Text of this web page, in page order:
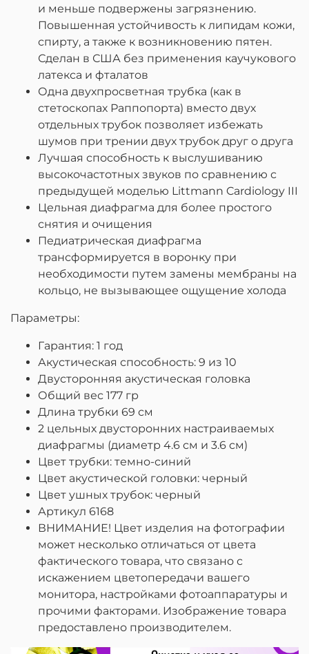
и меньше подвержены загрязнению.
Повышенная устойчивость к липидам кожи,
спирту, а также к возникновению пятен.
Сделан в США без применения каучукового
латекса и фталатов
Одна двухпросветная трубка (как в
стетоскопах Раппопорта) вместо двух
отдельных трубок позволяет избежать
шумов при трении двух трубок друг о друга
Лучшая способность к выслушиванию
высокочастотных звуков по сравнению с
предыдущей моделью Littmann Cardiology III
Цельная диафрагма для более простого
снятия и очищения
Педиатрическая диафрагма
трансформируется в воронку при
необходимости путем замены мембраны на
кольцо, не вызывающее ощущение холода
Параметры:
Гарантия: 1 год
Акустическая способность: 9 из 10
Двусторонняя акустическая головка
Общий вес 177 гр
Длина трубки 69 см
2 цельных двусторонних настраиваемых
диафрагмы (диаметр 4.6 см и 3.6 см)
Цвет трубки: темно-синий
Цвет акустической головки: черный
Цвет ушных трубок: черный
Артикул 6168
ВНИМАНИЕ! Цвет изделия на фотографии
может несколько отличаться от цвета
фактического товара, что связано с
искажением цветопередачи вашего
монитора, настройками фотоаппаратуры и
прочими факторами. Изображение товара
предоставлено производителем.